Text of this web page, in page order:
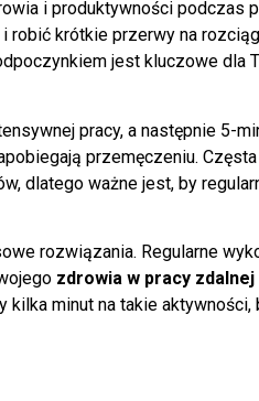
i produktywności podczas
robić krótkie przerwy na
jest kluczowe dla
pracy, a następnie 5-
przemęczeniu.
dlatego ważne jest, by
rozwiązania. Regularne
zdrowia w pracy zdalnej
kilka minut na takie aktywności,